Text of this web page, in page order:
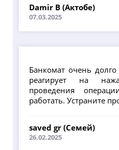
Damir B (Актобе)
07.03.2025
Банкомат очень
реагирует на
проведения
работать. Устраните
saved gr (Семей)
26.02.2025